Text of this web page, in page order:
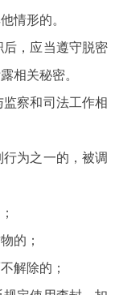
情形的。
，应当遵守脱密
相关秘密。
察和司法工作相
为之一的，被调
的；
解除的；